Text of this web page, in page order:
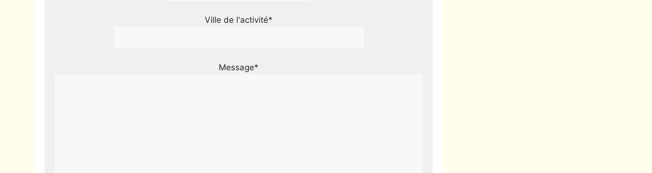
Ville de l'activité*
Message*